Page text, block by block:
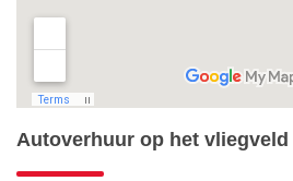
Autoverhuur op het vliegveld